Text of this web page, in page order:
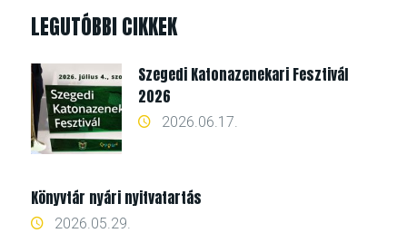
LEGUTÓBBI CIKKEK
Szegedi Katonazenekari Fesztivál
2026
2026.06.17.
Könyvtár nyári nyitvatartás
2026.05.29.